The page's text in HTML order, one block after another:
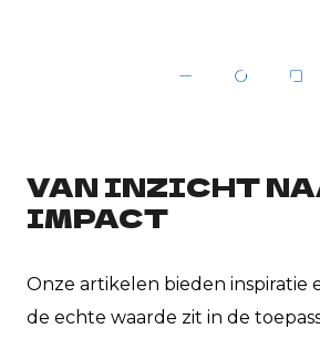
VAN INZICHT
IMPACT
Onze artikelen bieden inspiratie
de echte waarde zit in de